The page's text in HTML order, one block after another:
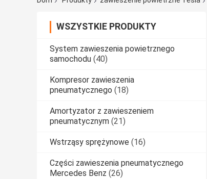
WSZYSTKIE PRODUKTY
System zawieszenia powietrznego
samochodu (40)
Kompresor zawieszenia
pneumatycznego (18)
Amortyzator z zawieszeniem
pneumatycznym (21)
Wstrząsy sprężynowe (16)
Części zawieszenia pneumatycznego
Mercedes Benz (26)